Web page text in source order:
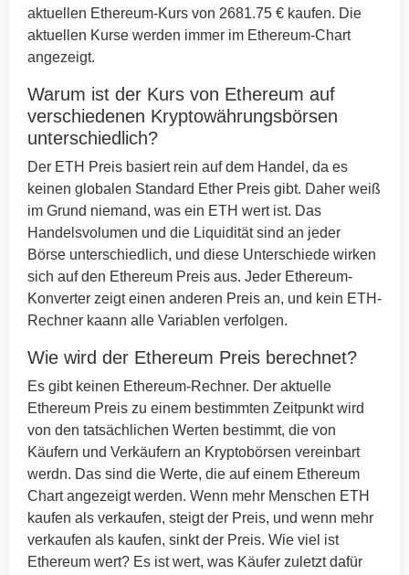
aktuellen Ethereum-Kurs von 2681.75 € kaufen. Die
aktuellen Kurse werden immer im Ethereum-Chart
angezeigt.
Warum ist der Kurs von Ethereum auf
verschiedenen Kryptowährungsbörsen
unterschiedlich?
Der ETH Preis basiert rein auf dem Handel, da es
keinen globalen Standard Ether Preis gibt. Daher weiß
im Grund niemand, was ein ETH wert ist. Das
Handelsvolumen und die Liquidität sind an jeder
Börse unterschiedlich, und diese Unterschiede wirken
sich auf den Ethereum Preis aus. Jeder Ethereum-
Konverter zeigt einen anderen Preis an, und kein ETH-
Rechner kaann alle Variablen verfolgen.
Wie wird der Ethereum Preis berechnet?
Es gibt keinen Ethereum-Rechner. Der aktuelle
Ethereum Preis zu einem bestimmten Zeitpunkt wird
von den tatsächlichen Werten bestimmt, die von
Käufern und Verkäufern an Kryptobörsen vereinbart
werdn. Das sind die Werte, die auf einem Ethereum
Chart angezeigt werden. Wenn mehr Menschen ETH
kaufen als verkaufen, steigt der Preis, und wenn mehr
verkaufen als kaufen, sinkt der Preis. Wie viel ist
Ethereum wert? Es ist wert, was Käufer zuletzt dafür